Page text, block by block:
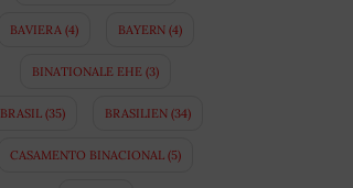
BAVIERA(4) BAYERN(4)
BINATIONALE EHE (3)
BRASIL (35) BRASILIEN (34)
CASAMENTO BINACIONAL (5)